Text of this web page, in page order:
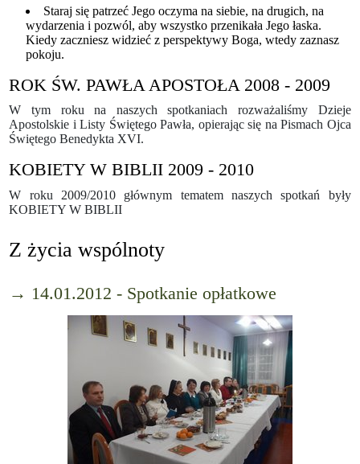
Staraj się patrzeć Jego oczyma na siebie, na drugich, na
wydarzenia i pozwól, aby wszystko przenikała Jego łaska.
Kiedy zaczniesz widzieć z perspektywy Boga, wtedy zaznasz
pokoju.
ROK ŚW. PAWŁA APOSTOŁA 2008 - 2009
W tym roku na naszych spotkaniach rozważaliśmy Dzieje
Apostolskie i Listy Świętego Pawła, opierając się na Pismach Ojca
Świętego Benedykta XVI.
KOBIETY W BIBLII 2009 - 2010
W roku 2009/2010 głównym tematem naszych spotkań były
KOBIETY W BIBLII
Z życia wspólnoty
→ 14.01.2012 - Spotkanie opłatkowe